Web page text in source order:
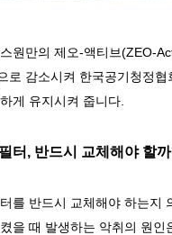
원만의 제오-액티브(ZEO-
로 감소시켜 한국공기청정협
게 유지시켜 줍니다
터 , 반드시 교체해야 할까
를 반드시 교체해야 하는지
을 때 발생하는 악취의 원